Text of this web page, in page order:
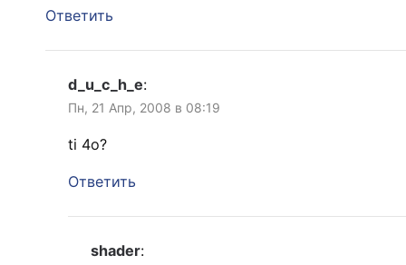
Ответить
d_u_c_h_e:
Пн, 21 Апр, 2008 в 08:19
ti 4o?
Ответить
shader: